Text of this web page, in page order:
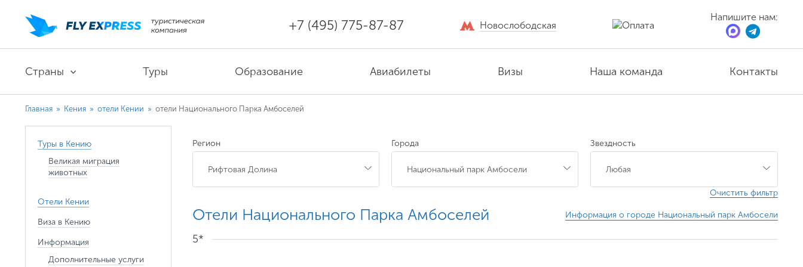
+7 (495) 775-87-87 Новослободская
Напишите нам:
Страны Туры Образование Авиабилеты Визы Наша команда Контакты
Главная » Кения » отели Кении » отели Национального Парка Амбоселей
Туры в Кению
Великая миграция
животных
Отели Кении
Виза в Кению
Информация
Дополнительные услуги
Регион Города Звездность
Очистить фильтр
Информация о городе Национальный парк Амбосели
Отели Национального Парка Амбоселей
5*